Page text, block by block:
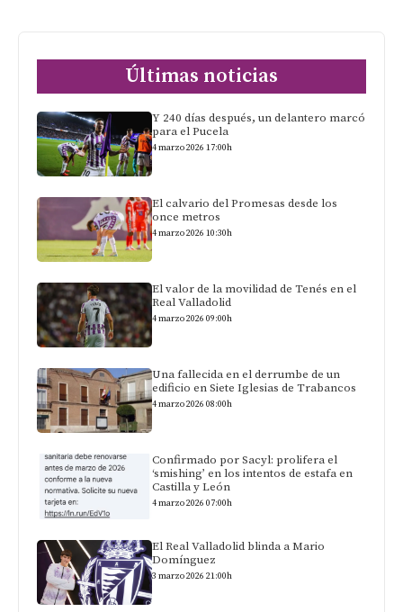
Últimas noticias
Y 240 días después, un delantero marcó
para el Pucela
4 marzo 2026 17:00h
El calvario del Promesas desde los
once metros
4 marzo 2026 10:30h
El valor de la movilidad de Tenés en el
Real Valladolid
4 marzo 2026 09:00h
Una fallecida en el derrumbe de un
edificio en Siete Iglesias de Trabancos
4 marzo 2026 08:00h
Confirmado por Sacyl: prolifera el
‘smishing’ en los intentos de estafa en
Castilla y León
4 marzo 2026 07:00h
El Real Valladolid blinda a Mario
Domínguez
3 marzo 2026 21:00h